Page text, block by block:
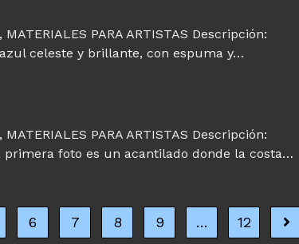
MATERIALES PARA ARTISTAS Descripción:
celeste y brillante, con espuma y…
MATERIALES PARA ARTISTAS Descripción:
primera foto es un acantilado donde la costa…
6 7 8 9 … 12 Ir